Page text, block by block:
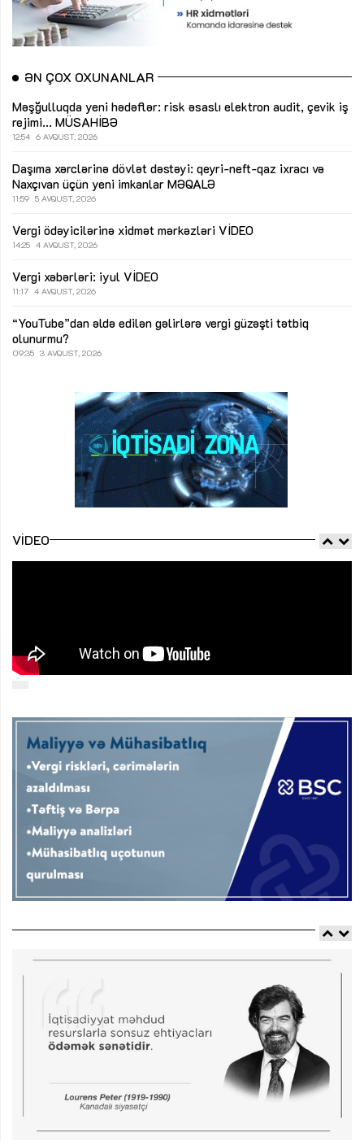
ƏN ÇOX OXUNANLAR
Məşğulluqda yeni hədəflər: risk əsaslı elektron audit, çevik iş
rejimi... MÜSAHİBƏ
12:54 6 AVQUST, 2026
Daşıma xərclərinə dövlət dəstəyi: qeyri-neft-qaz ixracı və
Naxçıvan üçün yeni imkanlar MƏQALƏ
11:59 5 AVQUST, 2026
Vergi ödəyicilərinə xidmət mərkəzləri VİDEO
14:25 4 AVQUST, 2026
Vergi xəbərləri: iyul VİDEO
11:17 4 AVQUST, 2026
“YouTube”dan əldə edilən gəlirlərə vergi güzəşti tətbiq
olunurmu?
09:35 3 AVQUST, 2026
VIDEO